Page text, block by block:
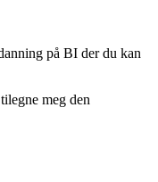
på BI der du kan
meg den